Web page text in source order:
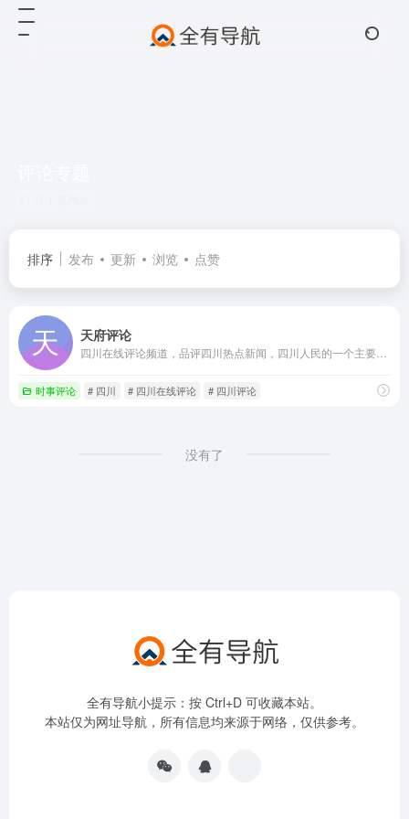
排序 发布 更新 浏览 点赞
天府评论
时事评论 # 四川 # 四川在线评论 # 四川评论
没有了
全有导航小提示：按 Ctrl+D 可收藏本站。
本站仅为网址导航，所有信息均来源于网络，仅供参考。